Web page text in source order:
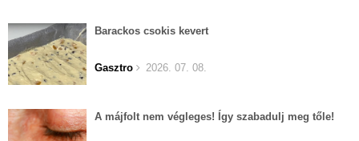
Barackos csokis kevert
Gasztro 2026. 07. 08.
A májfolt nem végleges! Így szabadulj meg tőle!